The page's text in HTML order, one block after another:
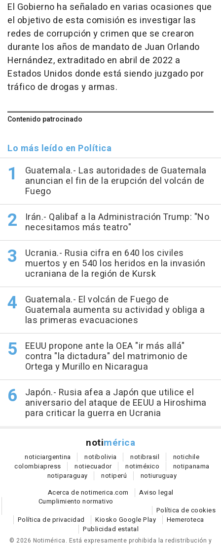
El Gobierno ha señalado en varias ocasiones que
el objetivo de esta comisión es investigar las
redes de corrupción y crimen que se crearon
durante los años de mandato de Juan Orlando
Hernández, extraditado en abril de 2022 a
Estados Unidos donde está siendo juzgado por
tráfico de drogas y armas.
Contenido patrocinado
Lo más leído en Política
Guatemala.- Las autoridades de Guatemala
anuncian el fin de la erupción del volcán de
Fuego
Irán.- Qalibaf a la Administración Trump: "No
necesitamos más teatro"
Ucrania.- Rusia cifra en 640 los civiles
muertos y en 540 los heridos en la invasión
ucraniana de la región de Kursk
Guatemala.- El volcán de Fuego de
Guatemala aumenta su actividad y obliga a
las primeras evacuaciones
EEUU propone ante la OEA "ir más allá"
contra "la dictadura" del matrimonio de
Ortega y Murillo en Nicaragua
Japón.- Rusia afea a Japón que utilice el
aniversario del ataque de EEUU a Hiroshima
para criticar la guerra en Ucrania
notimérica
noticiargentina notibolivia notibrasil notichile
colombiapress notiecuador notiméxico notipanama
notiparaguay notiperú notiuruguay
Acerca de notimerica.com
Aviso legal
Cumplimiento normativo
Política de cookies
Política de privacidad
Kiosko Google Play
Hemeroteca
Publicidad estatal
© 2026 Notimérica. Está expresamente prohibida la redistribución y